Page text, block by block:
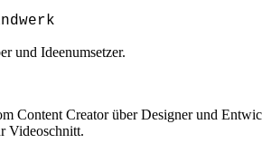
und Ideenumsetzer.
Content Creator über Designer und
Videoschnitt.